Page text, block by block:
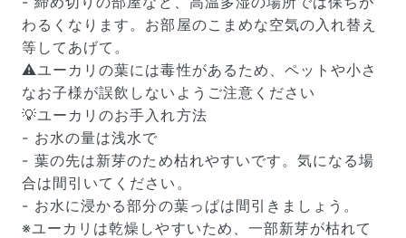
写真と同じものが届く？
商品ページに掲載している写真は、実際にお届けする商
品を撮影したものです。お花は生き物なので、どうして
も色味やサイズ・咲き方に個体差はありますが、できる
だけ写真のイメージに近いものをお届けできるように人
の目でチェックをしています。
わるくなります。お部屋のこまめな空気の入れ替え
等してあげて。
⚠️ユーカリの葉には毒性があるため、ペットや小さ
なお子様が誤飲しないようご注意ください
💡ユーカリのお手入れ方法
- お水の量は浅水で
- 葉の先は新芽のため枯れやすいです。気になる場
合は間引いてください。
- お水に浸かる部分の葉っぱは間引きましょう。
※ユーカリは乾燥しやすいため、一部新芽が枯れて